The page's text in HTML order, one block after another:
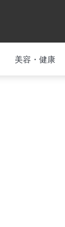
美容・健康